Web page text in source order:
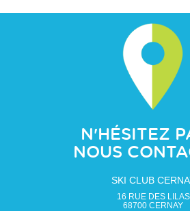
N'HÉSITEZ
NOUS
SKI CLUB
16 RUE DES LILAS
68700 CERNAY